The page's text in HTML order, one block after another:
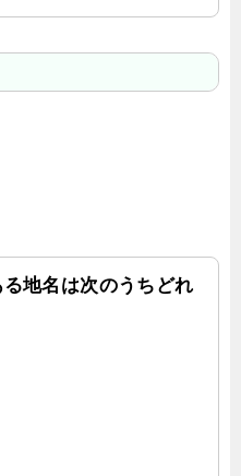
ち）」だ
地名は次のうちどれ